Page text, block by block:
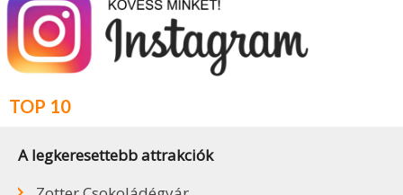
TOP 10
A legkeresettebb attrakciók